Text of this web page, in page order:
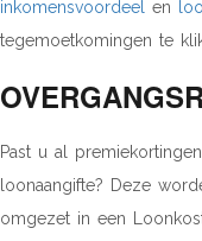
inkomensvoordeel
en
tegemoetkomingen te
Past u al
loonaangifte? Deze
omgezet in een